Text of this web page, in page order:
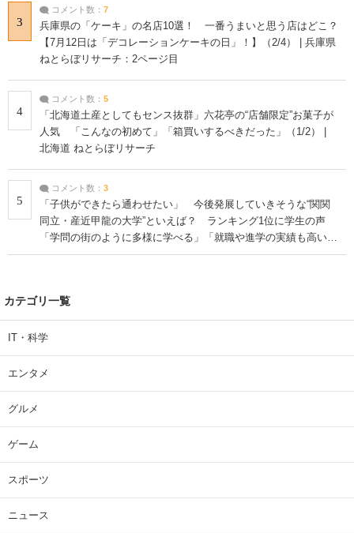
3
コメント数： 7
兵庫県の「ケーキ」の名店10選！ 一番うまいと思う店はどこ？
【7月12日は「デコレーションケーキの日」！】（2/4） | 兵庫県
ねとらぼリサーチ：2ページ目
4
コメント数： 5
「北海道土産としてもセンス抜群」六花亭の“店舗限定”お菓子が
人気 「こんなの初めて」「箱買いするべきだった」（1/2） |
北海道 ねとらぼリサーチ
5
コメント数： 3
「子供ができたら通わせたい」 今後発展していきそうな“関関
同立・産近甲龍の大学”といえば？ ランキング1位に学生の声
「学問の街のように多様に学べる」「就職や進学の実績も高い」
| 大学 ねとらぼリサーチ
カテゴリ一覧
IT・科学
エンタメ
グルメ
ゲーム
スポーツ
ニュース